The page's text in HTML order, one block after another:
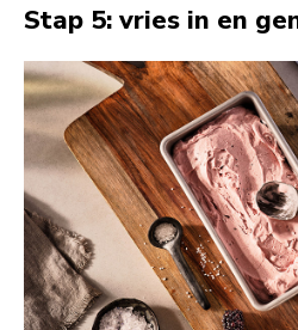
Stap 5: vries in en